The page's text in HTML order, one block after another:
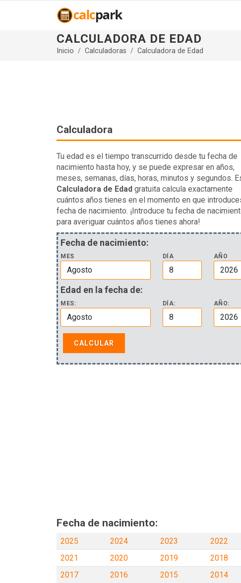
CALCULADORA DE EDAD
Inicio Calculadoras Calculadora de Edad
Calculadora
Tu edad es el tiempo transcurrido desde tu fecha de
nacimiento hasta hoy, y se puede expresar en años,
meses, semanas, días, horas, minutos y segundos.
Calculadora de Edad gratuita calcula exactamente
cuántos años tienes en el momento en que
fecha de nacimiento. ¡Introduce tu fecha de
para averiguar cuántos años tienes ahora!
Fecha de nacimiento:
MES DÍA AÑO
Edad en la fecha de:
MES: DÍA: AÑO:
Fecha de nacimiento:
2025 2024 2023
2022
2021
2020 2019
2018
2017
2016 2015
2014